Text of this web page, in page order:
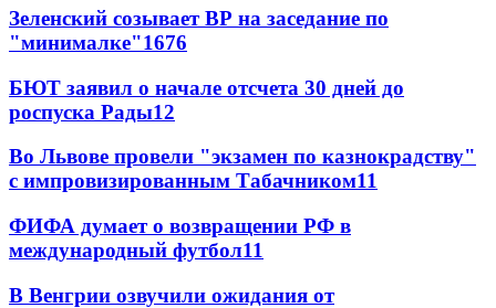
Зеленский созывает ВР на заседание по
"минималке"1676
БЮТ заявил о начале отсчета 30 дней до
роспуска Рады12
Во Львове провели "экзамен по казнокрадству"
с импровизированным Табачником11
ФИФА думает о возвращении РФ в
международный футбол11
В Венгрии озвучили ожидания от